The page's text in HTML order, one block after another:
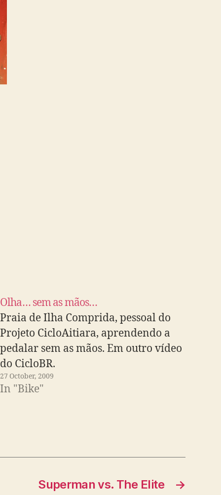
Olha… sem as mãos…
Praia de Ilha Comprida, pessoal do
Projeto CicloAitiara, aprendendo a
pedalar sem as mãos. Em outro vídeo
do CicloBR.
27 October, 2009
In "Bike"
→
Superman vs. The Elite